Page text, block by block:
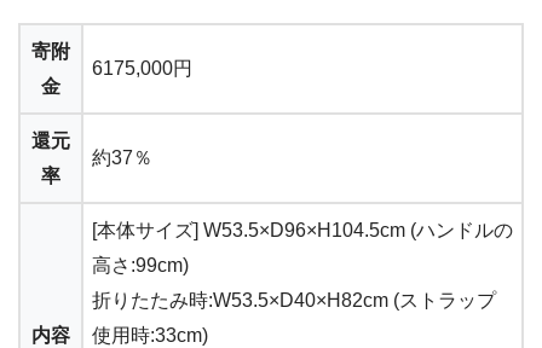
寄附
金
6175,000円
還元
率
約37％
内容
[本体サイズ] W53.5×D96×H104.5cm (ハンドルの
高さ:99cm)
折りたたみ時:W53.5×D40×H82cm (ストラップ
使用時:33cm)